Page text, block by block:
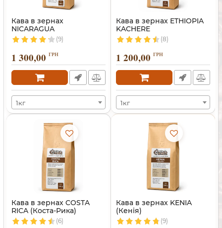
Кава в зернах
NICARAGUA
(9)
1 300,00 ГРН
1кг
Кава в зернах ETHIOPIA
KACHERE
(8)
1 200,00 ГРН
1кг
Кава в зернах COSTA
RICA (Коста-Рика)
(6)
Кава в зернах KENIA
(Кенія)
(9)